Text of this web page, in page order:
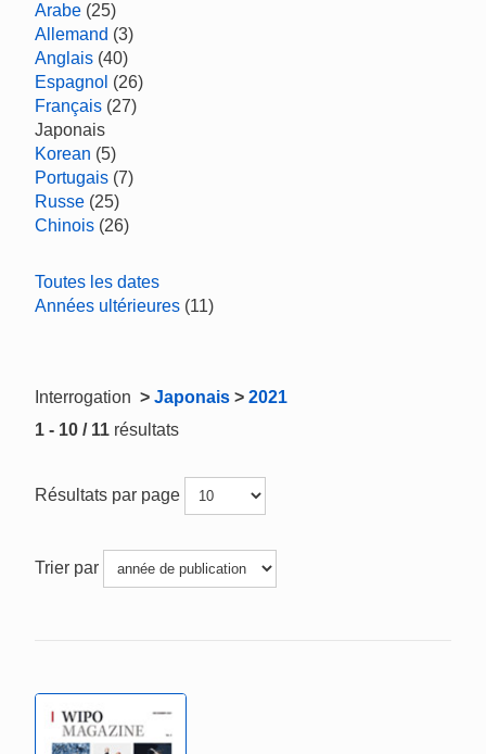
Arabe (25)
Allemand (3)
Anglais (40)
Espagnol (26)
Français (27)
Japonais
Korean (5)
Portugais (7)
Russe (25)
Chinois (26)
Toutes les dates
Années ultérieures (11)
Interrogation > Japonais > 2021
1 - 10 / 11 résultats
Résultats par page
Trier par